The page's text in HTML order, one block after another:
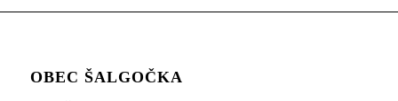
OBEC ŠALGOČKA